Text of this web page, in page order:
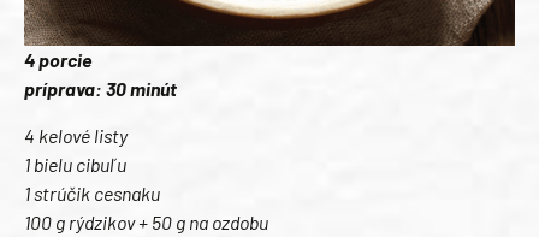
4 porcie
príprava: 30 minút
4 kelové listy
1 bielu cibuľu
1 strúčik cesnaku
100 g rýdzikov + 50 g na ozdobu